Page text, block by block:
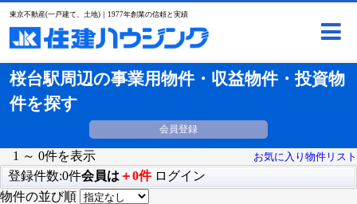
東京不動産(一戸建て、土地)｜1977年創業の信頼と実績
桜台駅周辺の事業用物件・収益物件・投資物
件を探す
会員登録
1 ～ 0件を表示 お気に入り物件リスト
登録件数:0件会員は ＋0件 ログイン
物件の並び順